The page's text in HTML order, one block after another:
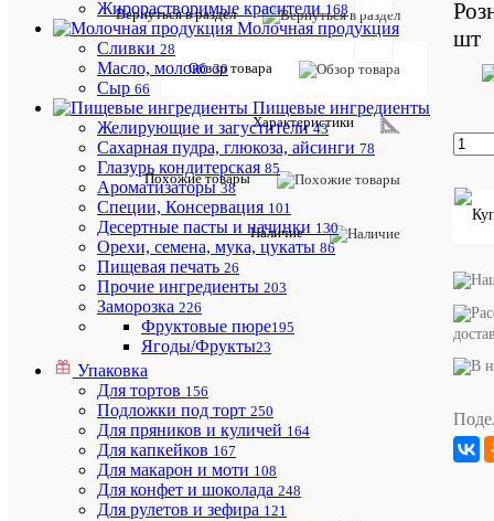
Жирорастворимые красители 168
Молочная продукция
Сливки 28
Масло, молоко 30
Сыр 66
Пищевые ингредиенты
Желирующие и загустители 43
Сахарная пудра, глюкоза, айсинги 78
Глазурь кондитерская 85
Ароматизаторы 38
Специи, Консервация 101
Десертные пасты и начинки 130
Орехи, семена, мука, цукаты 86
Пищевая печать 26
Прочие ингредиенты 203
Заморозка 226
Фруктовые пюре195
Ягоды/Фрукты23
Упаковка
Для тортов 156
Подложки под торт 250
Для пряников и куличей 164
Для капкейков 167
Для макарон и моти 108
Для конфет и шоколада 248
Для рулетов и зефира 121
Вернуться в раздел
Обзор товара
Характеристики
Похожие товары
Наличие
Добавить
отзыв
Форма
муссовых
десертов
"Цилиндр
70*40мм
шт